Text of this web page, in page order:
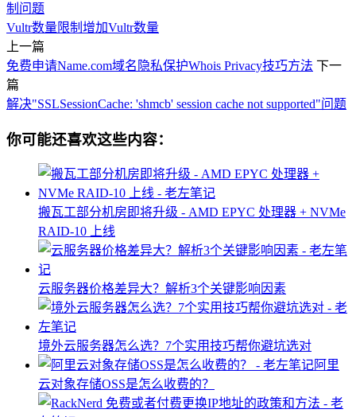
制问题
Vultr数量限制 增加Vultr数量
上一篇
免费申请Name.com域名隐私保护Whois Privacy技巧方法 下一
篇
解决"SSLSessionCache: 'shmcb' session cache not supported"问题
你可能还喜欢这些内容：
搬瓦工部分机房即将升级 - AMD EPYC 处理器 + NVMe
RAID-10 上线
云服务器价格差异大？解析3个关键影响因素
境外云服务器怎么选？7个实用技巧帮你避坑选对
阿里
云对象存储OSS是怎么收费的？